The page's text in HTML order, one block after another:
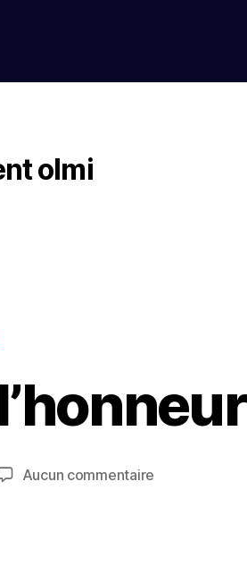
olmi
Aucun commentaire